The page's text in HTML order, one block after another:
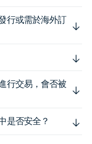
行或需於海外訂
行交易，會否被
是否安全？